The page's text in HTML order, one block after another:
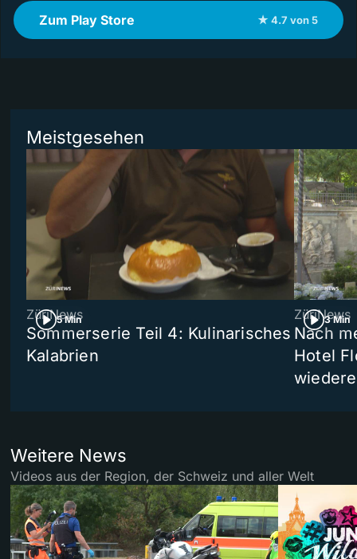
Zum Play Store ★ 4.7 von 5
Meistgesehen
5 Min
ZüriNews
Sommerserie Teil 4: Kulinarisches
Kalabrien
3 Min
ZüriNews
Nach
Hotel
Weitere News
Videos aus der Region, der Schweiz und aller Welt